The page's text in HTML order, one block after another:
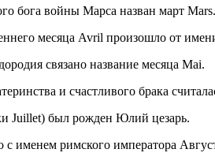
бога войны Марса назван март Mars.
месяца Avril произошло от
связано название месяца Mai.
и счастливого брака
Juillet) был рожден Юлий цезарь.
с именем римского императора